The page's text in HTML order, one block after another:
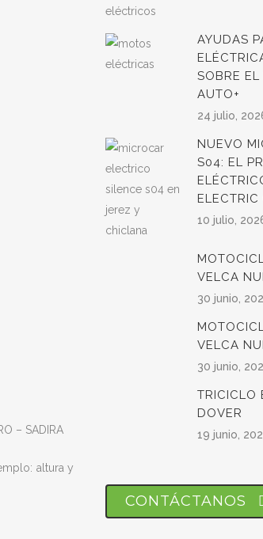
– SADIRA
altura y
AYUDAS
SOBRE
AUTO+
24 julio,
NUEVO
S04: EL
ELECTRIC
10 julio,
VELCA
30 junio,
VELCA
30 junio,
TRICICLO
DOVER
19 junio,
CONTÁCTANOS